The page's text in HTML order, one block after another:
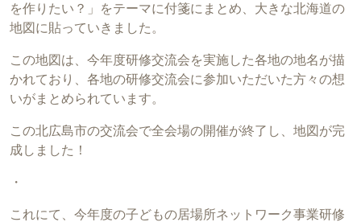
を作りたい？」をテーマに付箋にまとめ、大きな北海道の
地図に貼っていきました。
この地図は、今年度研修交流会を実施した各地の地名が描
かれており、各地の研修交流会に参加いただいた方々の想
いがまとめられています。
この北広島市の交流会で全会場の開催が終了し、地図が完
成しました！
・
これにて、今年度の子どもの居場所ネットワーク事業研修